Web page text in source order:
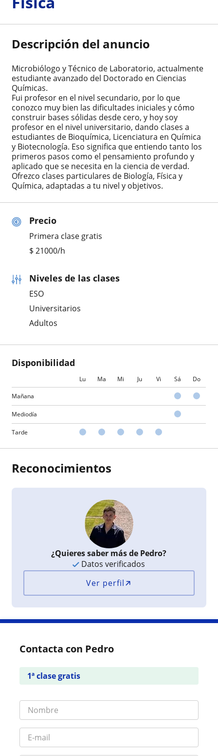
Precio
Primera clase gratis
$ 21000/h
Niveles de las clases
ESO
Universitarios
Adultos
Disponibilidad
Lu Ma Mi Ju Vi Sá Do
Mañana
Mediodía
Tarde
Descripción del anuncio
Microbiólogo y Técnico de Laboratorio, actualmente
estudiante avanzado del Doctorado en Ciencias
Químicas.
Fui profesor en el nivel secundario, por lo que
conozco muy bien las dificultades iniciales y cómo
construir bases sólidas desde cero, y hoy soy
profesor en el nivel universitario, dando clases a
estudiantes de Bioquímica, Licenciatura en Química
y Biotecnología. Eso significa que entiendo tanto los
primeros pasos como el pensamiento profundo y
aplicado que se necesita en la ciencia de verdad.
Ofrezco clases particulares de Biología, Física y
Química, adaptadas a tu nivel y objetivos.
Reconocimientos
¿Quieres saber más de Pedro?
Datos verificados
Ver perfil
Contacta con Pedro
1ª clase gratis